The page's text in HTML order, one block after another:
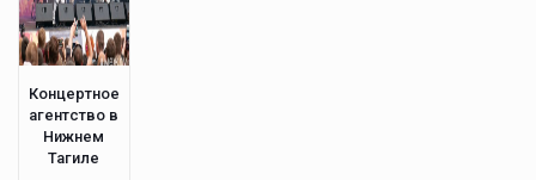
Концертное
агентство в
Нижнем
Тагиле